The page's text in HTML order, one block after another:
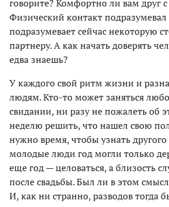
говорите? Комфортно ли вам друг
Физический контакт
подразумевает сейчас некоторую
партнеру. А как начать доверять
едва знаешь?
У каждого свой ритм жизни и
людям. Кто-то может заняться
свидании, ни разу не пожалеть об
неделю решить, что нашел свою
нужно время, чтобы узнать
молодые люди год могли только
еще год — целоваться, а близость
после свадьбы. Был ли в этом
И, как ни странно, разводов тогда